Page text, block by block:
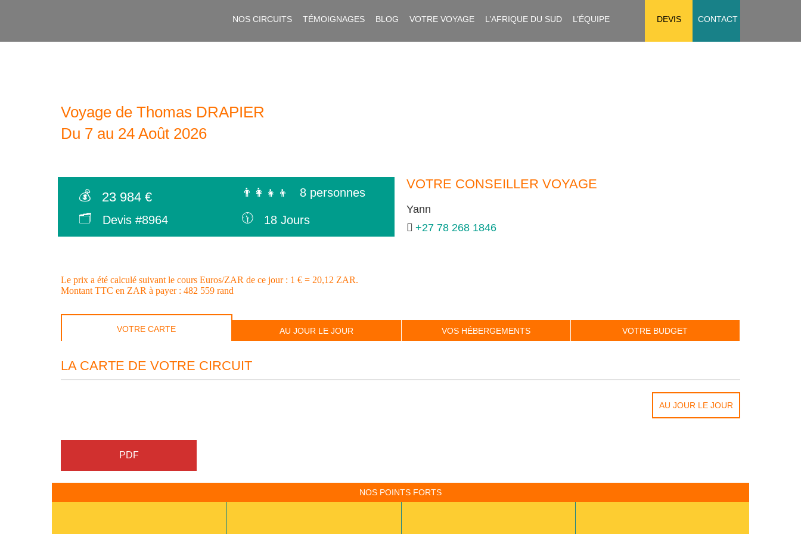
NOS CIRCUITS TÉMOIGNAGES BLOG VOTRE VOYAGE L’AFRIQUE DU SUD L’ÉQUIPE DEVIS CONTACT
Voyage de Thomas DRAPIER
Du 7 au 24 Août 2026
💰 23 984 € 👨‍👩‍👧‍👦
8 personnes
🗂
Devis #8964 🕦 18 Jours
VOTRE CONSEILLER VOYAGE
Yann
+27 78 268 1846
Le prix a été calculé suivant le cours Euros/ZAR de ce jour : 1 € = 20,12 ZAR.
Montant TTC en ZAR à payer : 482 559 rand
VOTRE CARTE AU JOUR LE JOUR VOS HÉBERGEMENTS VOTRE BUDGET
LA CARTE DE VOTRE CIRCUIT
AU JOUR LE JOUR
PDF
NOS POINTS FORTS